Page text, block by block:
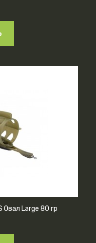
Овал Large 80 гр